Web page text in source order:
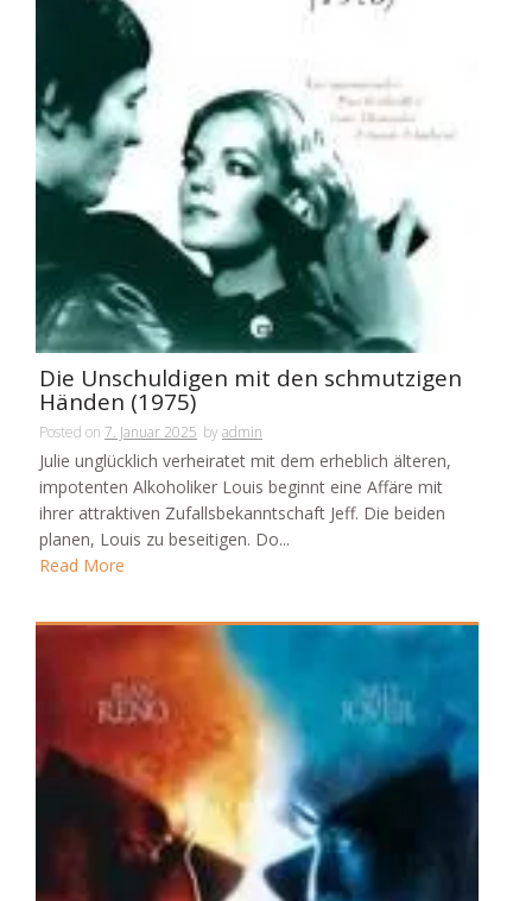
Die Unschuldigen mit den schmutzigen
Händen (1975)
Posted on 7. Januar 2025 byadmin
Julie unglücklich verheiratet mit dem erheblich älteren,
impotenten Alkoholiker Louis beginnt eine Affäre mit
ihrer attraktiven Zufallsbekanntschaft Jeff. Die beiden
planen, Louis zu beseitigen. Do...
Read More